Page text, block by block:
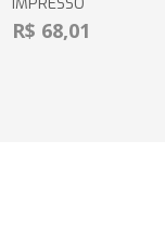
IMPRESSO
R$ 68,01